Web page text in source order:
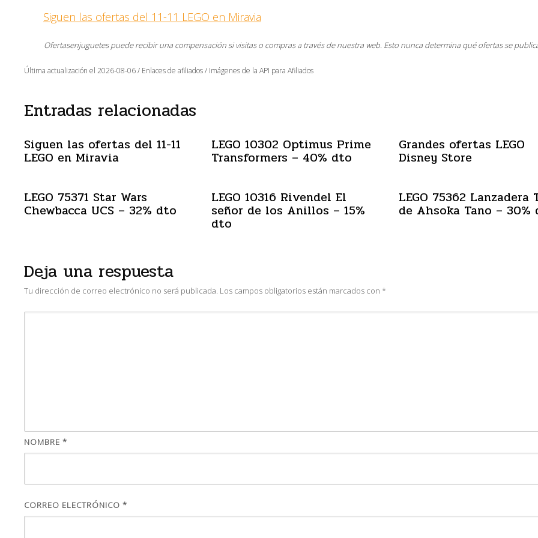
Siguen las ofertas del 11-11 LEGO en Miravia
Ofertasenjuguetes puede recibir una compensación si visitas o compras a través de nuestra web. Esto nunca determina qué ofertas se
Última actualización el 2026-08-06 / Enlaces de afiliados / Imágenes de la API para Afiliados
Entradas relacionadas
Siguen las ofertas del 11-11
LEGO en Miravia
LEGO 10302 Optimus Prime
Transformers – 40% dto
Grandes ofertas LEGO
Disney Store
LEGO 75371 Star Wars
Chewbacca UCS – 32% dto
LEGO 10316 Rivendel El
señor de los Anillos – 15%
dto
LEGO 75362 Lanzadera
de Ahsoka Tano – 30%
Deja una respuesta
Tu dirección de correo electrónico no será publicada. Los campos obligatorios están marcados con *
NOMBRE *
CORREO ELECTRÓNICO *